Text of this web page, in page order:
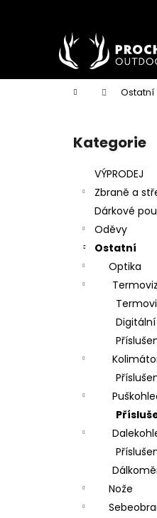
Domů Ostatní
Přeskočit
kategorie
Kategorie
VÝPRODEJ
Zbraně a
Dárkové
Oděvy
Ostatní
Optika
Nože
k
Zpět
obchodu
Zpět
obchodu
DÁRKOVÝ
NAPSAT
500 Kč